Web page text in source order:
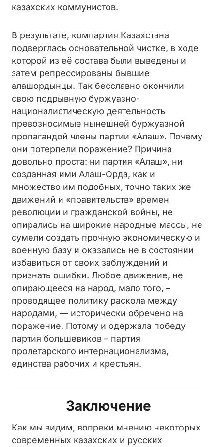
казахских коммунистов.
В результате, компартия Казахстана
подверглась основательной чистке, в ходе
которой из её состава были выведены и
затем репрессированы бывшие
алашордынцы. Так бесславно окончили
свою подрывную буржуазно-
националистическую деятельность
превозносимые нынешней буржуазной
пропагандой члены партии «Алаш». Почему
они потерпели поражение? Причина
довольно проста: ни партия «Алаш», ни
созданная ими Алаш-Орда, как и
множество им подобных, точно таких же
движений и «правительств» времен
революции и гражданской войны, не
опирались на широкие народные массы, не
сумели создать прочную экономическую и
военную базу и оказались не в состоянии
избавиться от своих заблуждений и
признать ошибки. Любое движение, не
опирающееся на народ, мало того, –
проводящее политику раскола между
народами, — исторически обречено на
поражение. Потому и одержала победу
партия большевиков – партия
пролетарского интернационализма,
единства рабочих и крестьян.
Заключение
Как мы видим, вопреки мнению некоторых
современных казахских и русских